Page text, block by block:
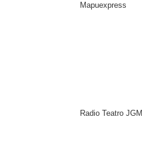
Mapuexpress
Radio Teatro JGM